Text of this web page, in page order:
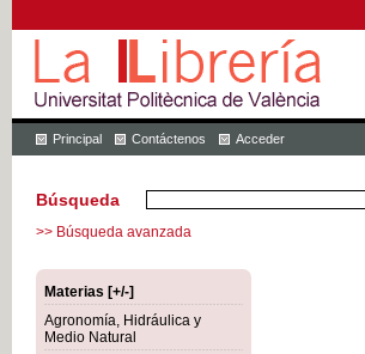
Principal Contáctenos Acceder
Búsqueda
>> Búsqueda avanzada
Materias [+/-]
Agronomía, Hidráulica y
Medio Natural